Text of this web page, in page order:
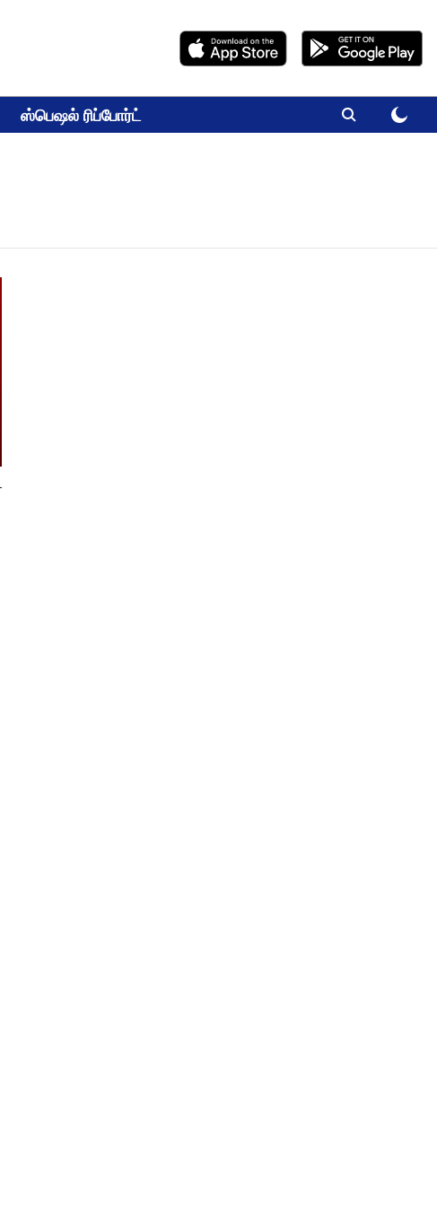
ஸ்பெஷல் ரிப்போர்ட்